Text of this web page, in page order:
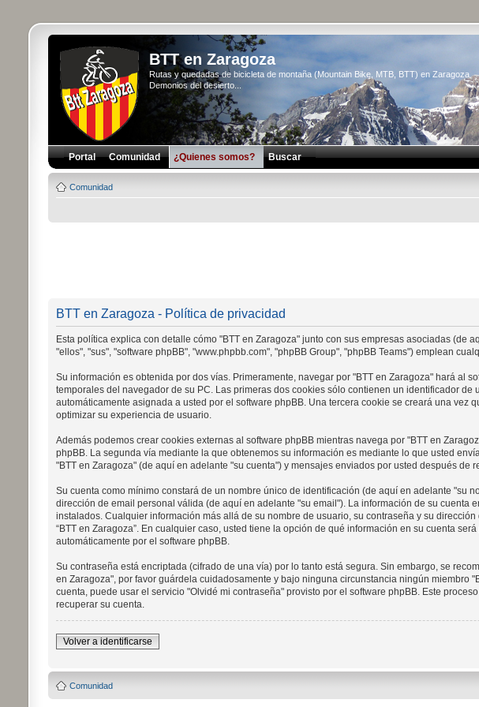
BTT en Zaragoza
Rutas y quedadas de bicicleta de montaña (Mountain Bike, MTB, BTT) en Zaragoza
Demonios del desierto...
Portal Comunidad ¿Quienes somos? Buscar
Comunidad
BTT en Zaragoza - Política de privacidad
Esta política explica con detalle cómo "BTT en Zaragoza" junto con sus empresas asociadas (de
"ellos", "sus", "software phpBB", "www.phpbb.com", "phpBB Group", "phpBB Teams") emplean
Su información es obtenida por dos vías. Primeramente, navegar por "BTT en Zaragoza" hará al
temporales del navegador de su PC. Las primeras dos cookies sólo contienen un identificador
automáticamente asignada a usted por el software phpBB. Una tercera cookie se creará una
optimizar su experiencia de usuario.
Además podemos crear cookies externas al software phpBB mientras navega por "BTT en
phpBB. La segunda vía mediante la que obtenemos su información es mediante lo que usted
"BTT en Zaragoza" (de aquí en adelante "su cuenta") y mensajes enviados por usted después
Su cuenta como mínimo constará de un nombre único de identificación (de aquí en adelante
dirección de email personal válida (de aquí en adelante "su email"). La información de su
instalados. Cualquier información más allá de su nombre de usuario, su contraseña y su
“BTT en Zaragoza”. En cualquier caso, usted tiene la opción de qué información en su cuenta
automáticamente por el software phpBB.
Su contraseña está encriptada (cifrado de una vía) por lo tanto está segura. Sin embargo, se
en Zaragoza", por favor guárdela cuidadosamente y bajo ninguna circunstancia ningún miembro
cuenta, puede usar el servicio "Olvidé mi contraseña" provisto por el software phpBB. Este
recuperar su cuenta.
Volver a identificarse
Comunidad